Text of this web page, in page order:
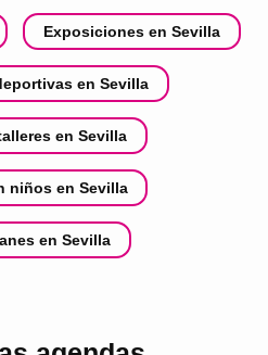
Exposiciones en Sevilla
en Sevilla
en Sevilla
niños en Sevilla
en Sevilla